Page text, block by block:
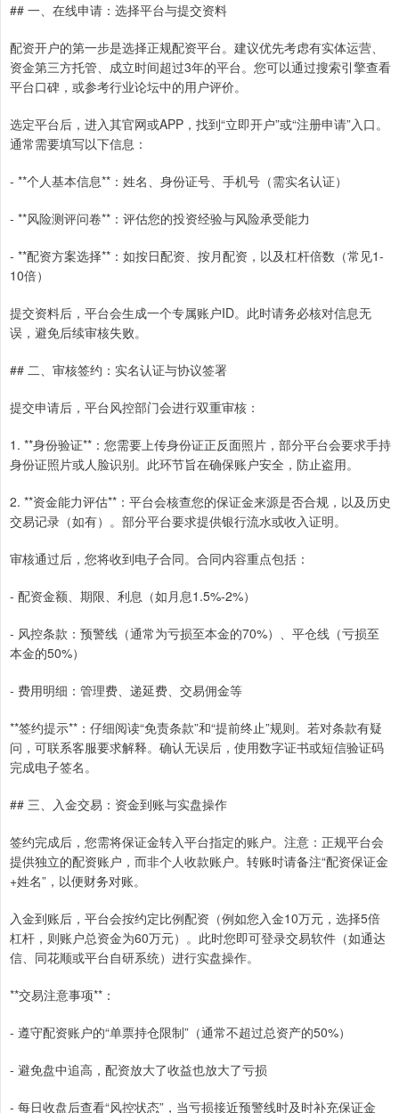
## 一、在线申请：选择平台与提交资料
配资开户的第一步是选择正规配资平台。建议优先考虑有实体运营、
资金第三方托管、成立时间超过3年的平台。您可以通过搜索引擎查看
平台口碑，或参考行业论坛中的用户评价。
选定平台后，进入其官网或APP，找到“立即开户”或“注册申请”入口。
通常需要填写以下信息：
- **个人基本信息**：姓名、身份证号、手机号（需实名认证）
- **风险测评问卷**：评估您的投资经验与风险承受能力
- **配资方案选择**：如按日配资、按月配资，以及杠杆倍数（常见1-
10倍）
提交资料后，平台会生成一个专属账户ID。此时请务必核对信息无
误，避免后续审核失败。
## 二、审核签约：实名认证与协议签署
提交申请后，平台风控部门会进行双重审核：
1. **身份验证**：您需要上传身份证正反面照片，部分平台会要求手持
身份证照片或人脸识别。此环节旨在确保账户安全，防止盗用。
2. **资金能力评估**：平台会核查您的保证金来源是否合规，以及历史
交易记录（如有）。部分平台要求提供银行流水或收入证明。
审核通过后，您将收到电子合同。合同内容重点包括：
- 配资金额、期限、利息（如月息1.5%-2%）
- 风控条款：预警线（通常为亏损至本金的70%）、平仓线（亏损至
本金的50%）
- 费用明细：管理费、递延费、交易佣金等
**签约提示**：仔细阅读“免责条款”和“提前终止”规则。若对条款有疑
问，可联系客服要求解释。确认无误后，使用数字证书或短信验证码
完成电子签名。
## 三、入金交易：资金到账与实盘操作
签约完成后，您需将保证金转入平台指定的账户。注意：正规平台会
提供独立的配资账户，而非个人收款账户。转账时请备注“配资保证金
+姓名”，以便财务对账。
入金到账后，平台会按约定比例配资（例如您入金10万元，选择5倍
杠杆，则账户总资金为60万元）。此时您即可登录交易软件（如通达
信、同花顺或平台自研系统）进行实盘操作。
**交易注意事项**：
- 遵守配资账户的“单票持仓限制”（通常不超过总资产的50%）
- 避免盘中追高，配资放大了收益也放大了亏损
- 每日收盘后查看“风控状态”，当亏损接近预警线时及时补充保证金